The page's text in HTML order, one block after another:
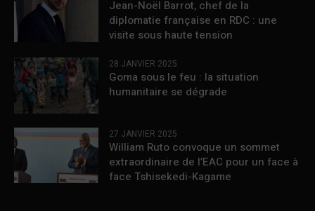
Jean-Noël Barrot, chef de la
diplomatie française en RDC : une
visite sous haute tension
28 JANVIER 2025
Goma sous le feu : la situation
humanitaire se dégrade
27 JANVIER 2025
William Ruto convoque un sommet
extraordinaire de l’EAC pour un face à
face Tshisekedi-Kagame